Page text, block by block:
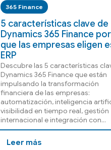
365 Finance
5 características clave de
Dynamics 365 Finance
que las empresas eligen
ERP
Descubre las 5 características
Dynamics 365 Finance que están
impulsando la transformación
financiera de las empresas:
automatización, inteligencia
visibilidad en tiempo real, gestión
internacional e integración con...
Leer más